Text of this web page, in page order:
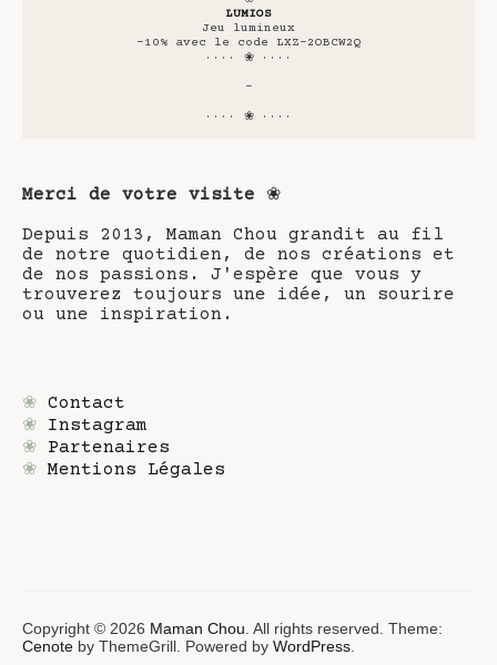
LUMIOS
Jeu lumineux
-10% avec le code LXZ-2OBCW2Q
···· ❀ ····
-
···· ❀ ····
Merci de votre visite ❀
Depuis 2013, Maman Chou grandit au fil
de notre quotidien, de nos créations et
de nos passions. J'espère que vous y
trouverez toujours une idée, un sourire
ou une inspiration.
❀ Contact
❀ Instagram
❀ Partenaires
❀ Mentions Légales
Copyright © 2026 Maman Chou. All rights reserved. Theme:
Cenote by ThemeGrill. Powered by WordPress.